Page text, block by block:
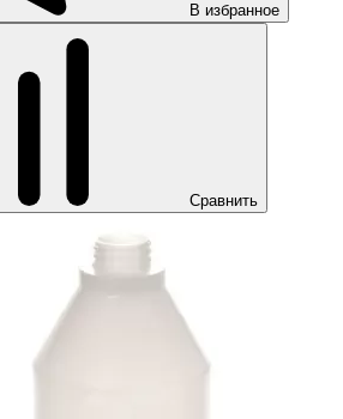
В избранное
Сравнить